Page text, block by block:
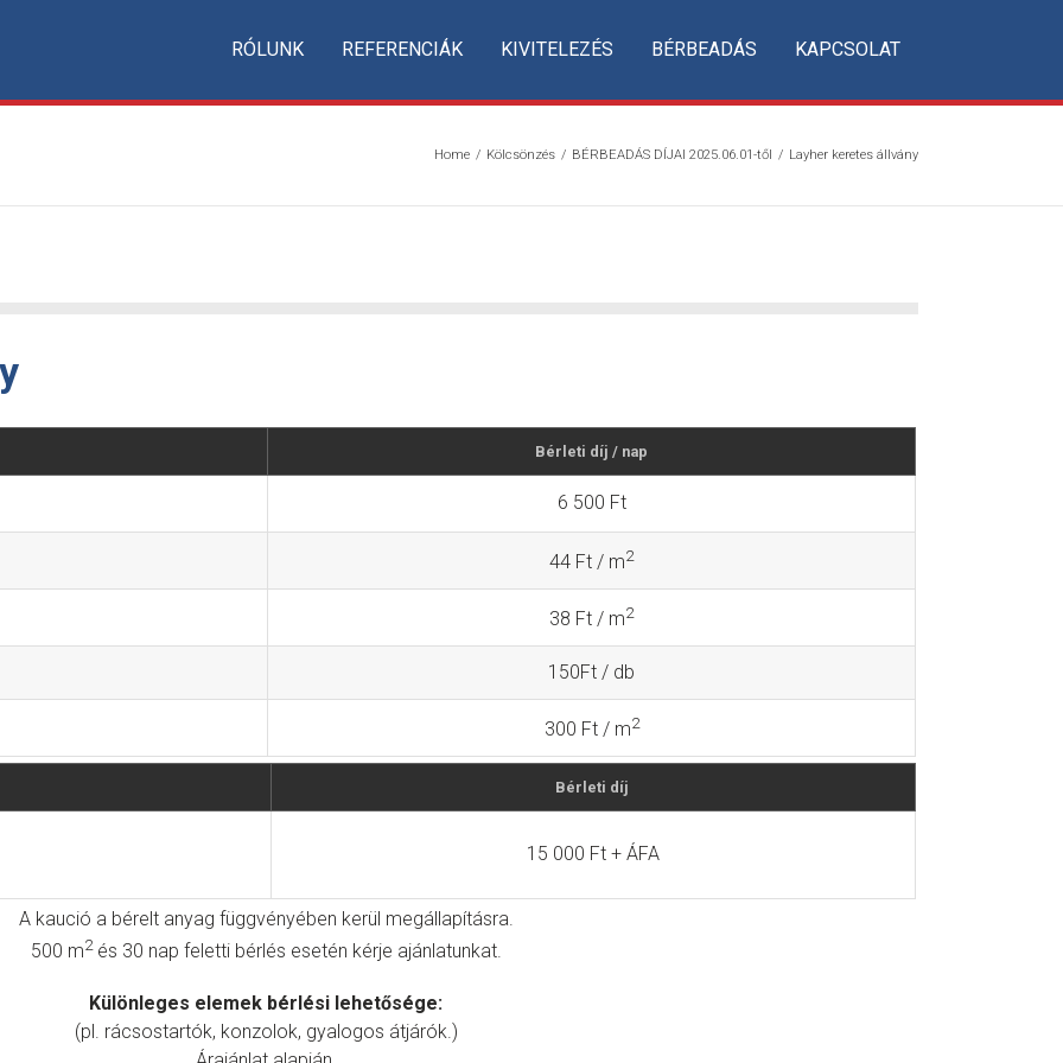
RÓLUNK REFERENCIÁK KIVITELEZÉS BÉRBEADÁS KAPCSOLAT
Home / Kölcsönzés / BÉRBEADÁS DÍJAI 2025.06.01-től / Layher keretes állvány
Bérleti díj / nap
6 500 Ft
44 Ft / m2
38 Ft / m2
150Ft / db
300 Ft / m2
Bérleti díj
15 000 Ft + ÁFA
A kaució a bérelt anyag függvényében kerül megállapításra.
500 m2és 30 nap feletti bérlés esetén kérje ajánlatunkat.
Különleges elemek bérlési lehetősége:
(pl. rácsostartók, konzolok, gyalogos átjárók.)